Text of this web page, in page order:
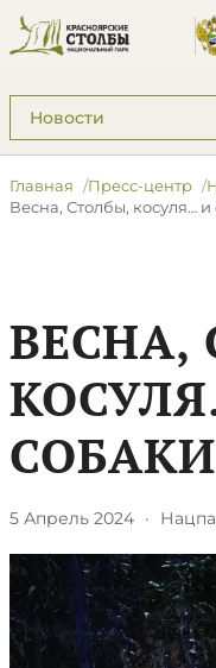
Подразделы: Пресс-
Главная Пресс-центр
Весна, Столбы, косуля… и
ВЕСНА,
СОБАКИ
5 Апрель 2024 ·